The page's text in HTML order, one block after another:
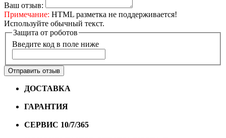
Ваш отзыв:
Примечание: HTML разметка не поддерживается!
Используйте обычный текст.
Защита от роботов
Введите код в поле ниже
Отправить отзыв
ДОСТАВКА
ГАРАНТИЯ
СЕРВИС 10/7/365